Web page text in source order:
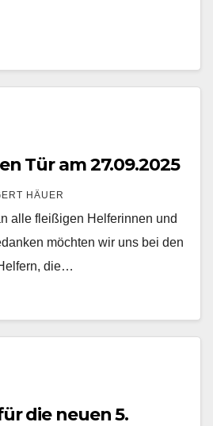
Tür am 27.09.2025
HÄUER
alle fleißigen Helferinnen und
möchten wir uns bei den
die…
die neuen 5.